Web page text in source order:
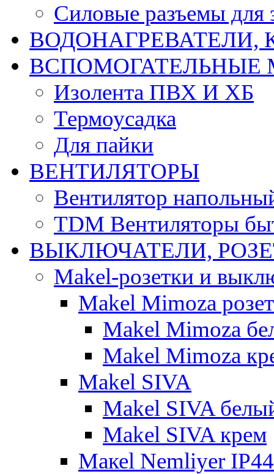
Силовые разъемы для
ВОДОНАГРЕВАТЕЛИ,
ВСПОМОГАТЕЛЬНЫЕ
Изолента ПВХ И ХБ
Термоусадка
Для пайки
ВЕНТИЛЯТОРЫ
Вентилятор
TDM Вентиляторы
ВЫКЛЮЧАТЕЛИ,
Makel-розетки и
Makel Mimoza
Makel Mimoza
Makel Mimoza
Makel SIVA
Makel SIVA
Makel SIVA крем
Макеl Nemliyer IP44